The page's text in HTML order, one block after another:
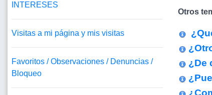
INTERESES
Visitas a mi página y mis visitas
Favoritos / Observaciones / Denuncias /
Bloqueo
Otros
¿De